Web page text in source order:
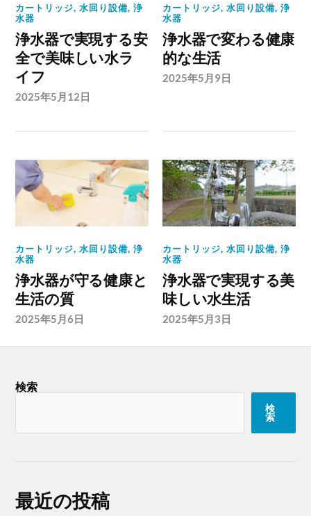
カートリッジ,水回り設備,浄
水器
浄水器で実現する安
全で美味しい水ラ
イフ
2025年5月12日
カートリッジ,水回り設備,浄
水器
浄水器で変わる健康
的な生活
2025年5月9日
カートリッジ,水回り設備,浄
水器
浄水器が守る健康と
生活の質
2025年5月6日
カートリッジ,水回り設備,浄
水器
浄水器で実現する美
味しい水生活
2025年5月3日
検索
検
索
最近の投稿